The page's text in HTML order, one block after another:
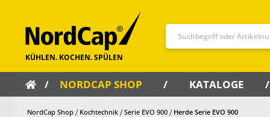
NORDCAP SHOP KATALOGE
NordCap Shop Kochtechnik Serie EVO 900 Herde Serie EVO 900